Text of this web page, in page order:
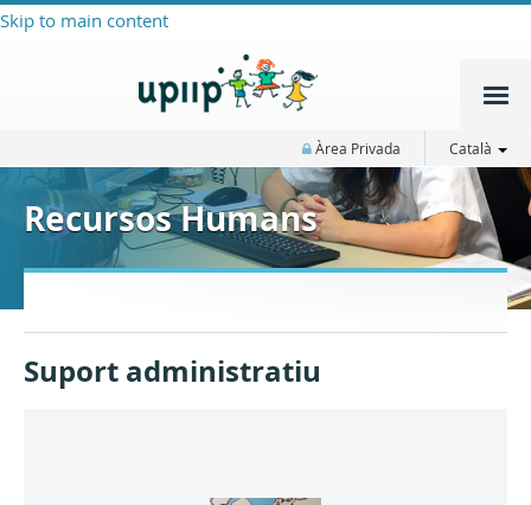
Skip to main content
Àrea Privada Català
Recursos Humans
Suport administratiu